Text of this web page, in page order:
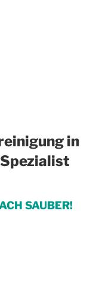
in
SAUBER!